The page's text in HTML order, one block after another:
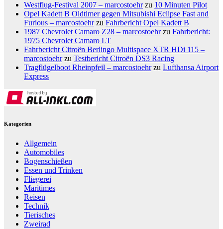
Westflug-Festival 2007 – marcostoehrzu 10 Minuten Pilot
Opel Kadett B Oldtimer gegen Mitsubishi Eclipse Fast and
Furious – marcostoehrzu Fahrbericht Opel Kadett B
1987 Chevrolet Camaro Z28 – marcostoehrzu Fahrbericht:
1975 Chevrolet Camaro LT
Fahrbericht Citroën Berlingo Multispace XTR HDi 115 –
marcostoehrzu Testbericht Citroën DS3 Racing
Tragflügelboot Rheinpfeil – marcostoehrzu Lufthansa Airport
Express
Kategorien
Allgemein
Automobiles
Bogenschießen
Essen und Trinken
Fliegerei
Maritimes
Reisen
Technik
Tierisches
Zweirad